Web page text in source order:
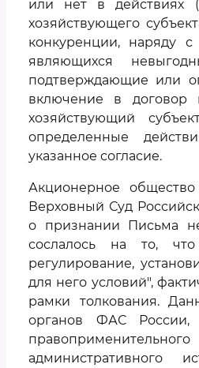
или нет в действиях
хозяйствующего
конкуренции, наряду с
являющихся
подтверждающие или
включение в договор
хозяйствующий
определенные
указанное согласие.
Акционерное
Верховный Суд
о признании Письма
сослалось на то,
регулирование,
для него условий",
рамки толкования.
органов ФАС России,